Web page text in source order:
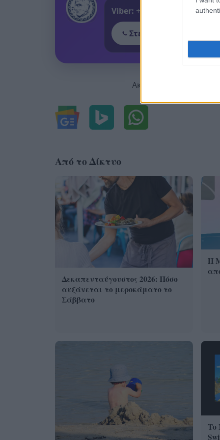
Viber: +306909196125
Στείλε μήνυμα στο
Ακολουθήστε μας για
Από το Δίκτυο
Δεκαπενταύγουστος 2026: Πόσο
αυξάνεται το μεροκάματο το
Σάββατο
Η
Το